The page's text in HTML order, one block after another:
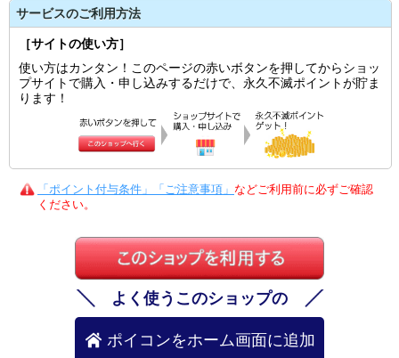
サービスのご利用方法
［サイトの使い方］
使い方はカンタン！このページの赤いボタンを押してからショッ
プサイトで購入・申し込みするだけで、永久不滅ポイントが貯ま
ります！
「ポイント付与条件」「ご注意事項」 などご利用前に必ずご確認
ください。
よく使うこのショップの
ポイコンをホーム画面に追加